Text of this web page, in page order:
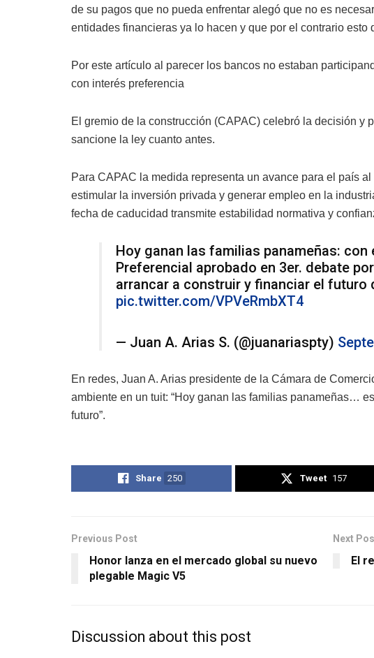
de su pagos que no pueda enfrentar alegó que no es
entidades financieras ya lo hacen y que por el contrario esto
Por este artículo al parecer los bancos no estaban
con interés preferencia
El gremio de la construcción (CAPAC) celebró la decisión y
sancione la ley cuanto antes.
Para CAPAC la medida representa un avance para el país
estimular la inversión privada y generar empleo en la
fecha de caducidad transmite estabilidad normativa y
Hoy ganan las familias panameñas:
Preferencial aprobado en 3er. debate
arrancar a construir y financiar el futuro
pic.twitter.com/VPVeRmbXT4
— Juan A. Arias S. (@juanariaspty)
En redes, Juan A. Arias presidente de la Cámara de
ambiente en un tuit: “Hoy ganan las familias panameñas…
futuro”.
Share 250 Tweet 157
Previous Post
Honor lanza en el mercado global su nuevo
plegable Magic V5
Next
El
Discussion about this post